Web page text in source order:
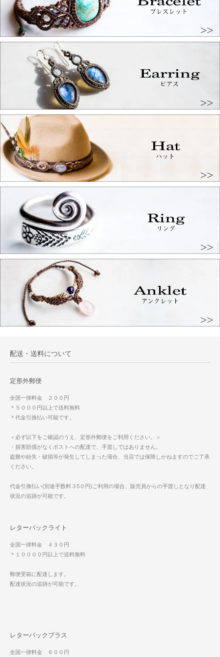
配送・送料について
定形外郵便
全国一律料金 ２００円
＊５０００円以上で送料無料
＊代金引換払い可能です。
＜必ず以下をご確認のうえ、定形外郵便をご利用ください。＞
・損害賠償がなくポストへの配達で、手渡しではありません。
盗難や紛失・破損等が発生してしまった場合、当店では保障しかねますのでご了承
ください。
代金引換払い(別途手数料３5０円)ご利用の場合、販売員からの手渡しとなり配達
状況の追跡が可能です。
レターパックライト
全国一律料金 ４３０円
＊１００００円以上で送料無料
郵便受箱に配達します。
配達状況の追跡が可能です。
レターパックプラス
全国一律料金 ６００円